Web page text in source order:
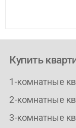
Купить
1-комнатные
2-комнатные
3-комнатные